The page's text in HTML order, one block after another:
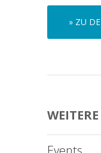
» ZU